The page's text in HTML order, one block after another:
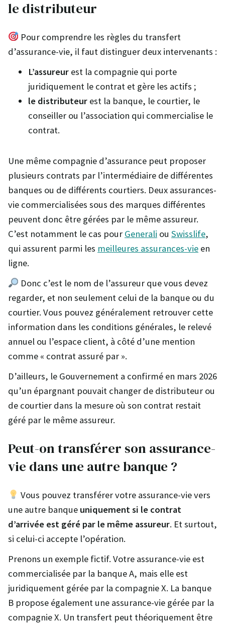
le distributeur
Pour comprendre les règles du transfert
d’assurance-vie, il faut distinguer deux intervenants :
L’assureur est la compagnie qui porte
juridiquement le contrat et gère les actifs ;
le distributeur est la banque, le courtier, le
conseiller ou l’association qui commercialise le
contrat.
Une même compagnie d’assurance peut proposer
plusieurs contrats par l’intermédiaire de différentes
banques ou de différents courtiers. Deux assurances-
vie commercialisées sous des marques différentes
peuvent donc être gérées par le même assureur.
C’est notamment le cas pour Generali ou Swisslife,
qui assurent parmi les meilleures assurances-vie en
ligne.
Donc c’est le nom de l’assureur que vous devez
regarder, et non seulement celui de la banque ou du
courtier. Vous pouvez généralement retrouver cette
information dans les conditions générales, le relevé
annuel ou l’espace client, à côté d’une mention
comme « contrat assuré par ».
D’ailleurs, le Gouvernement a confirmé en mars 2026
qu’un épargnant pouvait changer de distributeur ou
de courtier dans la mesure où son contrat restait
géré par le même assureur.
Peut-on transférer son assurance-
vie dans une autre banque ?
Vous pouvez transférer votre assurance-vie vers
une autre banque uniquement si le contrat
d’arrivée est géré par le même assureur. Et surtout,
si celui-ci accepte l’opération.
Prenons un exemple fictif. Votre assurance-vie est
commercialisée par la banque A, mais elle est
juridiquement gérée par la compagnie X. La banque
B propose également une assurance-vie gérée par la
compagnie X. Un transfert peut théoriquement être